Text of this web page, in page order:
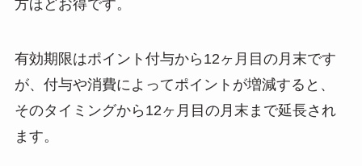
方ほどお得です。
有効期限はポイント付与から12ヶ月目の月末です
が、付与や消費によってポイントが増減すると、
そのタイミングから12ヶ月目の月末まで延長され
ます。